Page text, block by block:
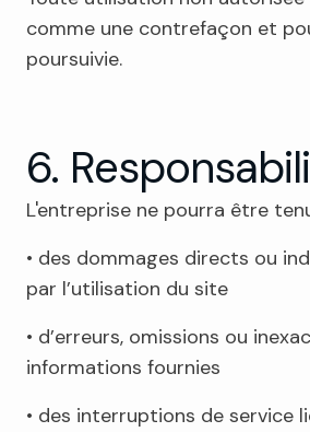
comme une contrefaçon et
poursuivie.
6.
L'entreprise ne pourra être
• des dommages directs ou
par l’utilisation du site
• d’erreurs, omissions ou
informations fournies
• des interruptions de service